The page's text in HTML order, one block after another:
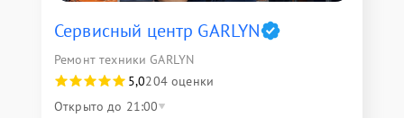
Сервисный центр GARLYN
Ремонт техники GARLYN
5,0204 оценки
Открыто до 21:00